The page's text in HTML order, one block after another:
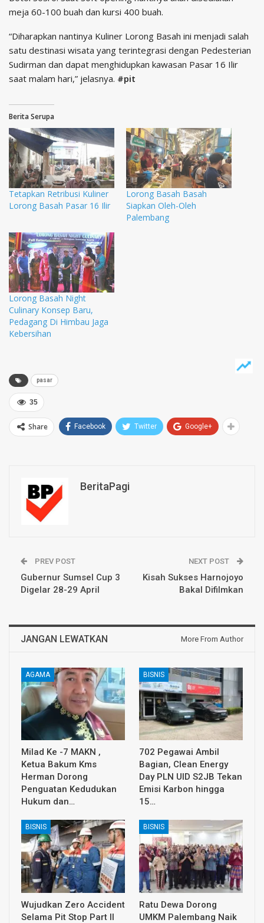
meja 60-100 buah dan kursi 400 buah.
“Diharapkan nantinya Kuliner Lorong Basah ini menjadi salah
satu destinasi wisata yang terintegrasi dengan Pedesterian
Sudirman dan dapat menghidupkan kawasan Pasar 16 Ilir
saat malam hari,” jelasnya. #pit
Berita Serupa
Tetapkan Retribusi Kuliner
Lorong Basah Pasar 16 Ilir
Lorong Basah Basah
Siapkan Oleh-Oleh
Palembang
Lorong Basah Night
Culinary Konsep Baru,
Pedagang Di Himbau Jaga
Kebersihan
pasar
35
Share Facebook Twitter Google+
BeritaPagi
PREV POST
Gubernur Sumsel Cup 3
Digelar 28-29 April
NEXT POST
Kisah Sukses Harnojoyo
Bakal Difilmkan
JANGAN LEWATKAN More From Author
AGAMA
Milad Ke -7 MAKN ,
Ketua Bakum Kms
Herman Dorong
Penguatan Kedudukan
Hukum dan…
BISNIS
702 Pegawai Ambil
Bagian, Clean Energy
Day PLN UID S2JB Tekan
Emisi Karbon hingga
15…
BISNIS
Wujudkan Zero Accident
Selama Pit Stop Part II
BISNIS
Ratu Dewa Dorong
UMKM Palembang Naik